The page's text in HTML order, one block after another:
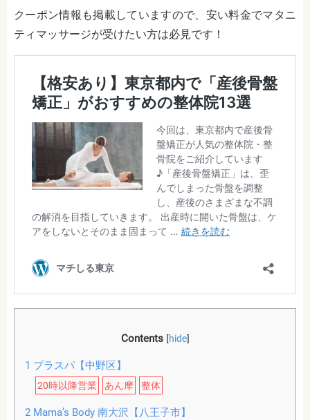
クーポン情報も掲載していますので、安い料金でマタニ
ティマッサージが受けたい方は必見です！
Contents [hide]
1 プラスパ【中野区】
20時以降営業 あん摩 整体
2Mama’s Body 南大沢【八王子市】